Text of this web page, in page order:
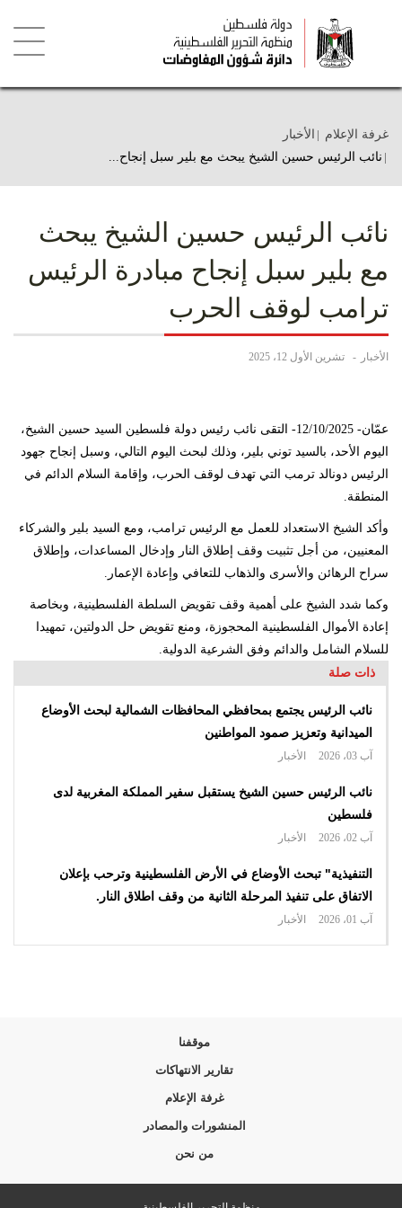
غرفة الإعلام الأخبار
نائب الرئيس حسين الشيخ يبحث مع بلير سبل إنجاح...
نائب الرئيس حسين الشيخ يبحث
مع بلير سبل إنجاح مبادرة الرئيس
ترامب لوقف الحرب
الأخبار تشرين الأول 12، 2025
عمّان- 12/10/2025- التقى نائب رئيس دولة فلسطين السيد حسين الشيخ،
اليوم الأحد، بالسيد توني بلير، وذلك لبحث اليوم التالي، وسبل إنجاح جهود
الرئيس دونالد ترمب التي تهدف لوقف الحرب، وإقامة السلام الدائم في
المنطقة.
وأكد الشيخ الاستعداد للعمل مع الرئيس ترامب، ومع السيد بلير والشركاء
المعنيين، من أجل تثبيت وقف إطلاق النار وإدخال المساعدات، وإطلاق
سراح الرهائن والأسرى والذهاب للتعافي وإعادة الإعمار.
وكما شدد الشيخ على أهمية وقف تقويض السلطة الفلسطينية، وبخاصة
إعادة الأموال الفلسطينية المحجوزة، ومنع تقويض حل الدولتين، تمهيدا
للسلام الشامل والدائم وفق الشرعية الدولية.
ذات صلة
نائب الرئيس يجتمع بمحافظي المحافظات الشمالية لبحث الأوضاع
الميدانية وتعزيز صمود المواطنين
آب 03، 2026 الأخبار
نائب الرئيس حسين الشيخ يستقبل سفير المملكة المغربية لدى
فلسطين
آب 02، 2026 الأخبار
التنفيذية" تبحث الأوضاع في الأرض الفلسطينية وترحب بإعلان
الاتفاق على تنفيذ المرحلة الثانية من وقف اطلاق النار.
آب 01، 2026 الأخبار
موقفنا
تقارير الانتهاكات
غرفة الإعلام
المنشورات والمصادر
من نحن